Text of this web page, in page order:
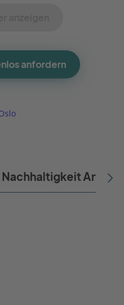
anfordern
Nachhaltigkeit Artikel